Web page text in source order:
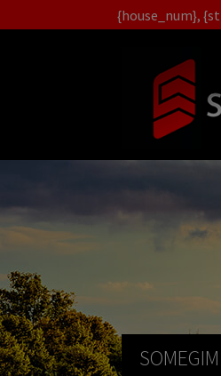
{house_num},
SOMEGIM